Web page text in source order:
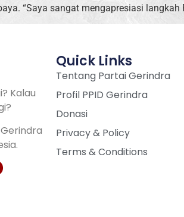
“Saya sangat mengapresiasi
Kalau
Quick Links
Tentang Partai Gerindra
Profil PPID Gerindra
Donasi
Privacy & Policy
Terms & Conditions